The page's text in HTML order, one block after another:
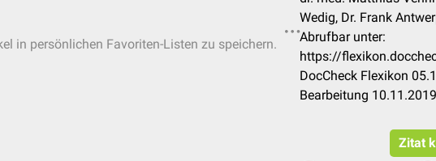
in persönlichen Favoriten-Listen zu speichern.
Wedig, Dr. Frank
Abrufbar unter:
https://
DocCheck Flexikon
Bearbeitung 10.11.2019
Zitat